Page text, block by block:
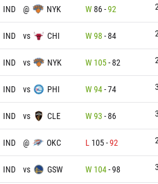
IND @ NYK W86-92
IND vs CHI W98 -84
IND vs NYK W 105-82
IND vs PHI W94-74
IND vs CLE W93 -86
IND @ OKC L 105-92
IND vs GSW W 104-98